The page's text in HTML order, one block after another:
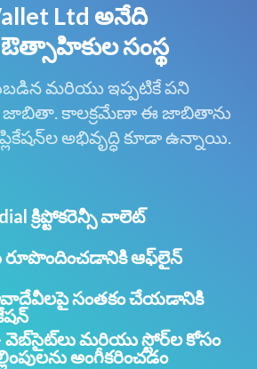
Ltd అనేది
సంస్థ
మరియు ఇప్పటికే పని
జాబితా. కాలక్రమేణా ఈ జాబితాను
అభివృద్ధి కూడా ఉన్నాయి.
క్రిప్టోకరెన్సీ వాలెట్
రూపొందించడానికి ఆఫ్‌లైన్
లావాదేవీలపై సంతకం చేయడానికి
మరియు స్టోర్‌ల కోసం
అంగీకరించడం